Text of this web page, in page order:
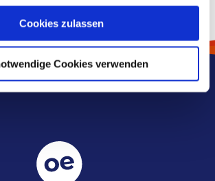
würden wir auch gerne:
über Ihre geografische Lage erfassen,
aktives Scannen nach bestimmten
identifizieren
fest.
um Inhalte und Anzeigen zu
Cookies zulassen
Cookies verwenden